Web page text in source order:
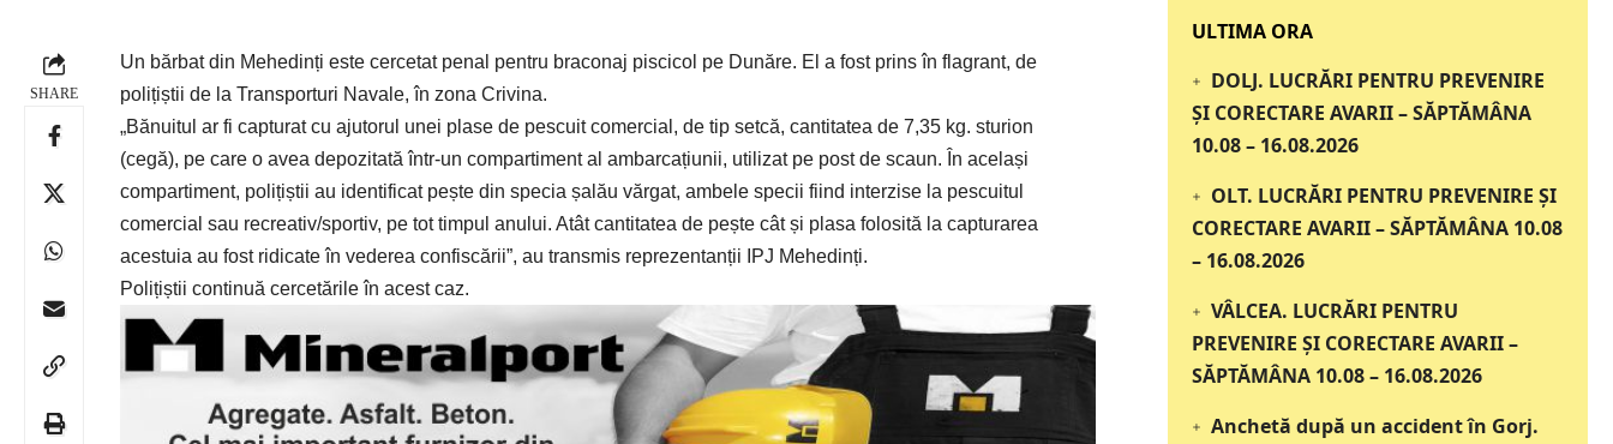
SHARE
Un bărbat din Mehedinți este cercetat penal pentru braconaj piscicol pe Dunăre. El a fost prins în flagrant, de
polițiștii de la Transporturi Navale, în zona Crivina.
„Bănuitul ar fi capturat cu ajutorul unei plase de pescuit comercial, de tip setcă, cantitatea de 7,35 kg. sturion
(cegă), pe care o avea depozitată într-un compartiment al ambarcațiunii, utilizat pe post de scaun. În același
compartiment, polițiștii au identificat pește din specia șalău vărgat, ambele specii fiind interzise la pescuitul
comercial sau recreativ/sportiv, pe tot timpul anului. Atât cantitatea de pește cât și plasa folosită la capturarea
acestuia au fost ridicate în vederea confiscării”, au transmis reprezentanții IPJ Mehedinți.
Polițiștii continuă cercetările în acest caz.
‎‎‎‎‎‎‎ULTIMA ORA
DOLJ. LUCRĂRI PENTRU PREVENIRE
ȘI CORECTARE AVARII – SĂPTĂMÂNA
10.08 – 16.08.2026
OLT. LUCRĂRI PENTRU PREVENIRE ȘI
CORECTARE AVARII – SĂPTĂMÂNA 10.08
– 16.08.2026
VÂLCEA. LUCRĂRI PENTRU
PREVENIRE ȘI CORECTARE AVARII –
SĂPTĂMÂNA 10.08 – 16.08.2026
Anchetă după un accident în Gorj.